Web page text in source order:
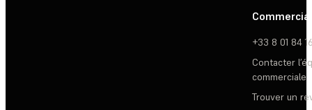
Commercial
+33 8 01 84
Contacter
commerciale
Trouver un